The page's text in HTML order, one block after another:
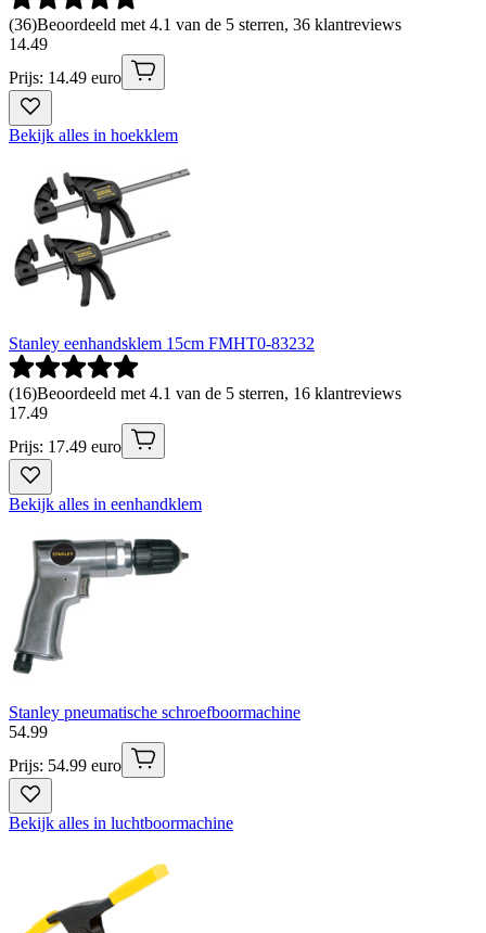
(36)Beoordeeld met 4.1 van de 5 sterren, 36 klantreviews
14.49
Prijs: 14.49 euro
Bekijk alles in hoekklem
Stanley eenhandsklem 15cm FMHT0-83232
(16)Beoordeeld met 4.1 van de 5 sterren, 16 klantreviews
17.49
Prijs: 17.49 euro
Bekijk alles in eenhandklem
Stanley pneumatische schroefboormachine
54.99
Prijs: 54.99 euro
Bekijk alles in luchtboormachine